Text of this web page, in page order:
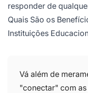
responder de
Quais São os
Instituições
Vá além de
"conectar" com as